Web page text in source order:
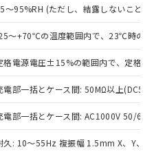
～95%RH (ただし、結露しないこと)
～+70℃の温度範囲内で、23℃時の
格電源電圧±15%の範囲内で、定格
電部一括とケース間: 50MΩ以上
電部一括とケース間: AC1000V 50/
久: 10～55Hz 複振幅 1.5mm X、Y、Z
社制御機器事業取扱
況および標準価格
ていただくもので
取扱商品の中には、
外となる商品もある
さい。
準価格照会結果は、
日時点での社内デー
れるものであり、閲
指令（10物質）の
査中または確認中の
料など無形物で、有
商品です。
、非含有部品として
明した場合などや
あります。
1000ppm以下、 カド
有率が中国RoHSの
示します。
有率が中国RoHSの
を示します。
当社販売部門へお問
T26572)：
社製品のうち、外国
易法に定める商品
等」という）を輸出
供する場合は、日本